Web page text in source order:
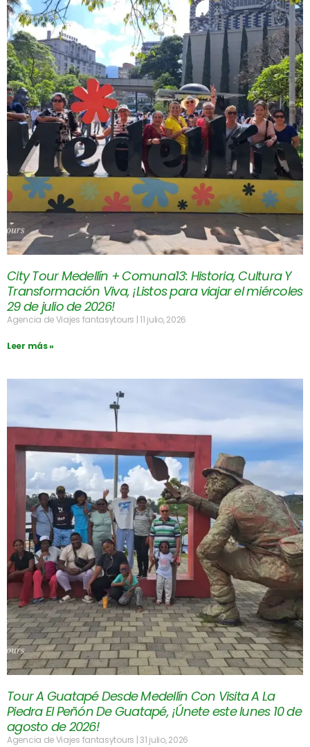
City Tour Medellín + Comuna13: Historia, Cultura Y
Transformación Viva, ¡Listos para viajar el miércoles
29 de julio de 2026!
Agencia de Viajes fantasytours 11 julio, 2026
Leer más »
Tour A Guatapé Desde Medellín Con Visita A La
Piedra El Peñón De Guatapé, ¡Únete este lunes 10 de
agosto de 2026!
Agencia de Viajes fantasytours 31 julio, 2026